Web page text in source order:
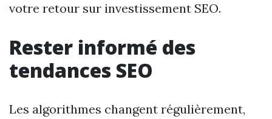
votre retour sur investissement SEO.
Rester informé des
tendances SEO
Les algorithmes changent régulièrement,